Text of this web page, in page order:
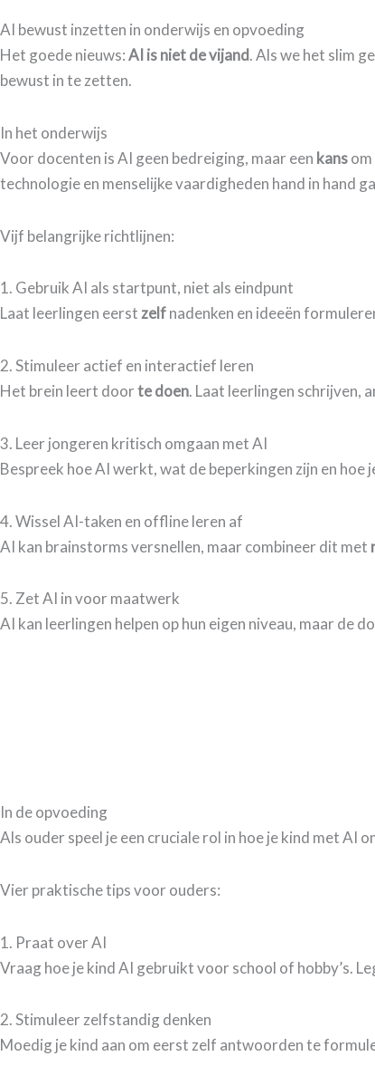
AI bewust inzetten in onderwijs en opvoeding
Het goede nieuws:AI is niet de vijand. Als we het slim
bewust in te zetten.
In het onderwijs
Voor docenten is AI geen bedreiging, maar een kans
technologie en menselijke vaardigheden hand in hand
Vijf belangrijke richtlijnen:
​1. Gebruik AI als startpunt, niet als eindpunt
​Laat leerlingen eerstzelfnadenken en ideeën
​2. Stimuleer actief en interactief leren
​Het brein leert doorte doen. Laat leerlingen schrijven,
3. ​Leer jongeren kritisch omgaan met AI
​Bespreek hoe AI werkt, wat de beperkingen zijn en
​4. Wissel AI-taken en offline leren af
​AI kan brainstorms versnellen, maar combineer dit met
5. ​Zet AI in voor maatwerk
​AI kan leerlingen helpen op hun eigen niveau, maar de
In de opvoeding
Als ouder speel je een cruciale rol in hoe je kind met
​Vier praktische tips voor ouders:
​1. Praat over AI
​Vraag hoe je kind AI gebruikt voor school of hobby’s.
2. ​Stimuleer zelfstandig denken
​Moedig je kind aan om eerst zelf antwoorden te